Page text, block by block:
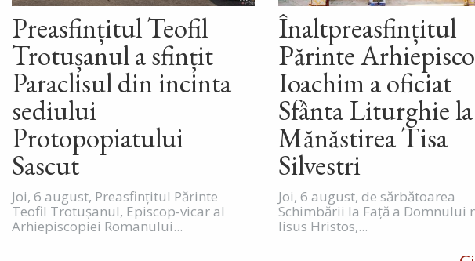
Preasfințitul Teofil
Trotușanul a sfințit
Paraclisul din incinta
sediului
Protopopiatului
Sascut
Joi, 6 august, Preasfințitul Părinte
Teofil Trotușanul, Episcop-vicar al
Arhiepiscopiei Romanului...
Înaltpreasfințitul
Părinte
Ioachim a oficiat
Sfânta Liturghie la
Mănăstirea Tisa
Silvestri
Joi, 6 august, de sărbătoarea
Schimbării la Față a Domnului
Iisus Hristos,...